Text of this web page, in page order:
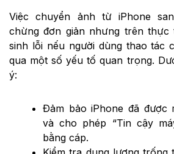
Việc chuyển ảnh từ iPhone
chừng đơn giản nhưng trên
sinh lỗi nếu người dùng thao tác
qua một số yếu tố quan trọng.
ý:
Đảm bảo iPhone đã được
và cho phép “Tin cậy
bằng cáp.